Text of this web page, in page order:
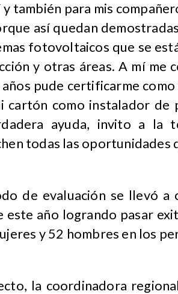
y también para mis
así quedan
fotovoltaicos que se
y otras áreas. A mí me
años pude certificarme
cartón como instalador de
ayuda, invito a la
todas las oportunidades
de evaluación se llevó
este año logrando pasar
y 52 hombres en los
la coordinadora